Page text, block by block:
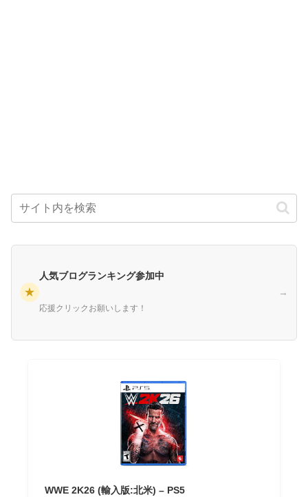
★
人気ブログランキング参加中
応援クリックお願いします！
→
WWE 2K26 (輸入版:北米) – PS5